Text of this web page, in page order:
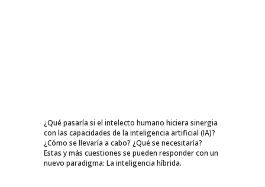
¿Qué pasaría si el intelecto humano hiciera sinergia
con las capacidades de la inteligencia artificial (IA)?
¿Cómo se llevaría a cabo? ¿Qué se necesitaría?
Estas y más cuestiones se pueden responder con un
nuevo paradigma: La inteligencia híbrida.